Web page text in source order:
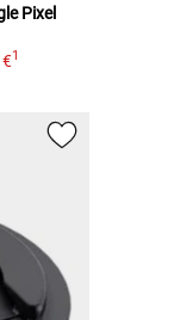
Pixel
1